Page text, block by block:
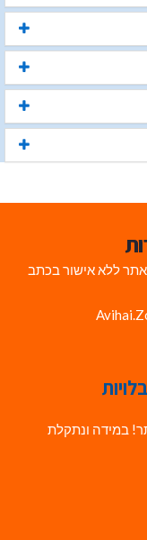
ללא אישור בכתב
במידה ונתקלת